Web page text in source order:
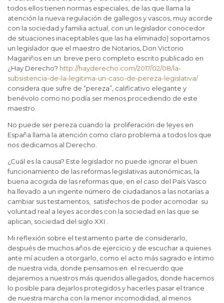
todos ellos tienen normas especiales, de las que llama la
atención la nueva regulación de gallegos y vascos, muy acorde
con la sociedad y familia actual, con un legislador conocedor
de situaciones inaceptables que las ha eliminado) soportamos
un legislador que el maestro de Notarios, Don Victorio
Magariños en un breve pero completo escrito publicado en
¿Hay Derecho? http://hayderecho.com/2017/02/08/la-
subsistencia-de-la-legitima-un-caso-de-pereza-legislativa/
considera que sufre de “pereza”, calificativo elegante y
benévolo como no podía ser menos procediendo de este
maestro.
No puede ser pereza cuando la proliferación de leyes en
España llama la atención como claro problema a todos los que
nos dedicamos al Derecho.
¿Cuál es la causa? Este legislador no puede ignorar el buen
funcionamiento de las reformas legislativas autonómicas, la
buena acogida de las reformas que, en el caso del País Vasco
ha llevado a un ingente número de ciudadanos a las notarías a
cambiar sus testamentos, satisfechos de poder acomodar su
voluntad real a leyes acordes con la sociedad en las que se
aplican, sociedad del siglo XXI .
Mi reflexión sobre el testamento parte de considerarlo,
después de muchos años de ejercicio y de escuchar a quienes
ante mí acuden a otorgarlo, como el acto más sagrado e íntimo
de nuestra vida, donde pensamos en el recuerdo que
dejaremos a nuestros más queridos allegados, donde hacemos
lo posible para dejarlos protegidos y hacerles pasar el trance
de nuestra marcha con la menor incomodidad, al menos